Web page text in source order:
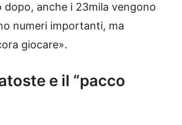
dopo, anche i 23mila vengono
numeri importanti, ma
giocare».
e il “pacco